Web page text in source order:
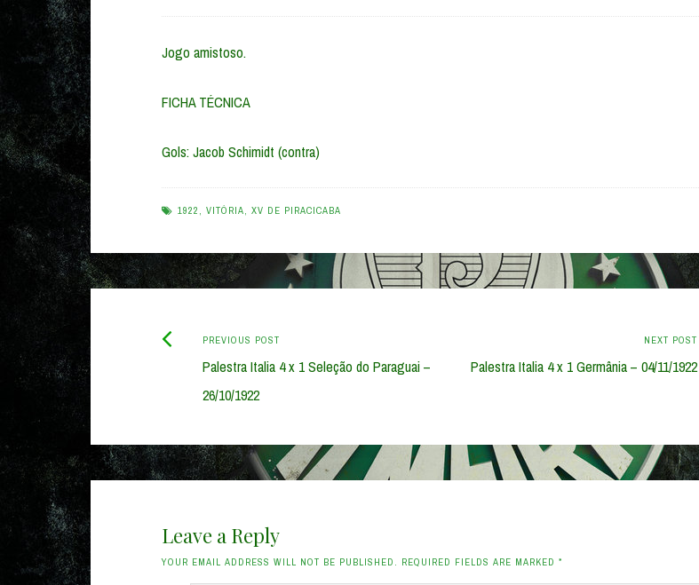
Jogo amistoso.
FICHA TÉCNICA
Gols: Jacob Schimidt (contra)
1922 VITÓRIA XV DE PIRACICABA
Post
navigation
PREVIOUS POSTPrevious
post:
Palestra Italia 4 x 1 Seleção do Paraguai –
26/10/1922
NEXT POST
Palestra Italia 4 x 1 Germânia – 04/11/1922
Leave a Reply
YOUR EMAIL ADDRESS WILL NOT BE PUBLISHED. REQUIRED FIELDS ARE MARKED *